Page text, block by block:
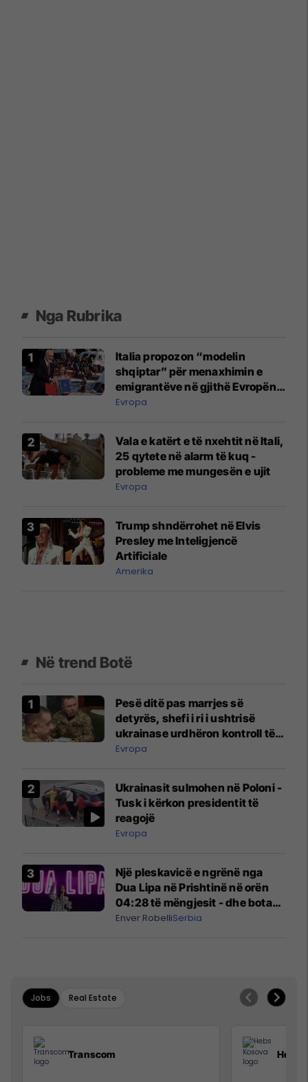
Nga Rubrika
Italia propozon “modelin
shqiptar” për menaxhimin e
emigrantëve në gjithë Evropën -
si funksionon ai?
Evropa
Vala e katërt e të nxehtit në Itali,
25 qytete në alarm të kuq -
probleme me mungesën e ujit
Evropa
Trump shndërrohet në Elvis
Presley me Inteligjencë
Artificiale
Amerika
Në trend Botë
Pesë ditë pas marrjes së
detyrës, shefi i ri i ushtrisë
ukrainase urdhëron kontroll të
madh
Evropa
Ukrainasit sulmohen në Poloni -
Tusk i kërkon presidentit të
reagojë
Evropa
Një pleskavicë e ngrënë nga
Dua Lipa në Prishtinë në orën
04:28 të mëngjesit - dhe bota
digjitale serbe shpall gjendjen e
Enver RobelliSerbia
Jobs Real Estate
Transcom Hebs